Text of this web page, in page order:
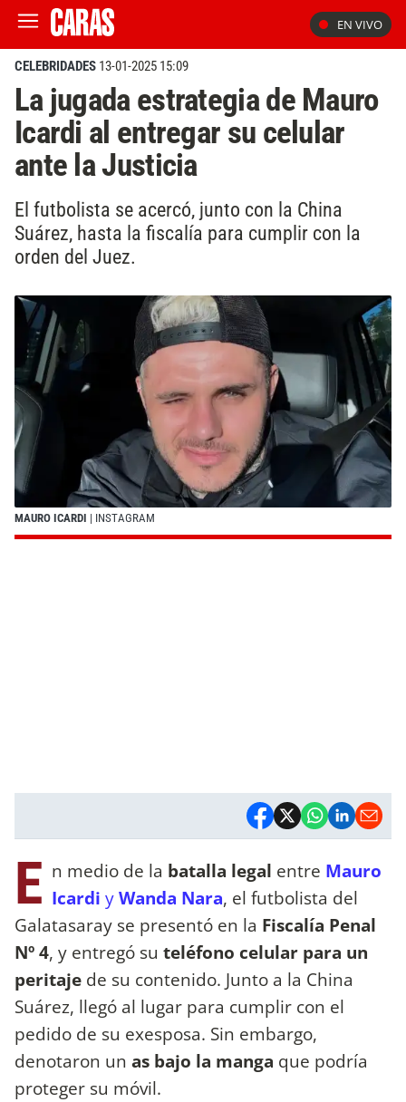
EN VIVO
CELEBRIDADES 13-01-2025 15:09
La jugada estrategia de Mauro
Icardi al entregar su celular
ante la Justicia
El futbolista se acercó, junto con la China
Suárez, hasta la fiscalía para cumplir con la
orden del Juez.
MAURO ICARDI | INSTAGRAM
E n medio de la batalla legal entre Mauro
Icardi yWanda Nara, el futbolista del
Galatasaray se presentó en la Fiscalía Penal
Nº 4, y entregó su teléfono celular para un
peritaje de su contenido. Junto a la China
Suárez, llegó al lugar para cumplir con el
pedido de su exesposa. Sin embargo,
denotaron un as bajo la manga que podría
proteger su móvil.